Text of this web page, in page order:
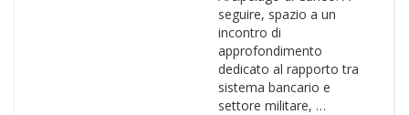
seguire, spazio a un
incontro di
approfondimento
dedicato al rapporto tra
sistema bancario e
settore militare, …